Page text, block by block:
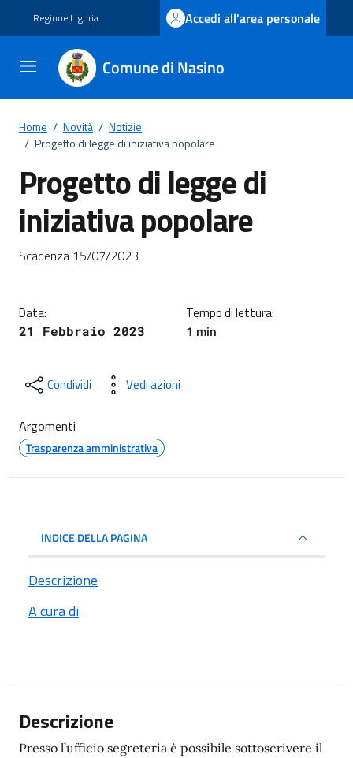
Regione Liguria Accedi all'area personale
Comune di Nasino
Home / Novità / Notizie
/ Progetto di legge di iniziativa popolare
Progetto di legge di
iniziativa popolare
Dettagli della notizia
Scadenza 15/07/2023
Data:
21 Febbraio 2023
Tempo di lettura:
1 min
Condividi Vedi azioni
Argomenti
Trasparenza amministrativa
INDICE DELLA PAGINA
Descrizione
A cura di
Descrizione
Presso l’ufficio segreteria è possibile sottoscrivere il